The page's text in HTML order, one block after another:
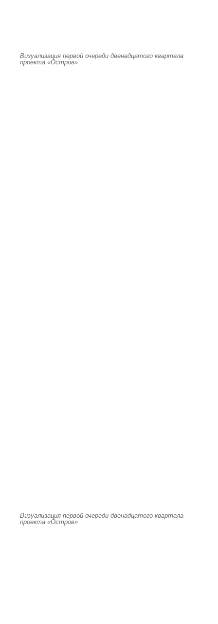
Визуализация первой очереди двенадцатого квартала
проекта «Остров»
Визуализация первой очереди двенадцатого квартала
проекта «Остров»